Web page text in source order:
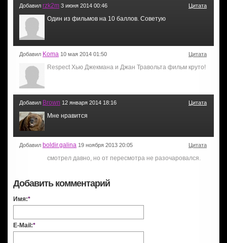
Добавил rzk2m 3 июня 2014 00:46 Цитата
Один из фильмов на 10 баллов. Советую
Добавил Koma 10 мая 2014 01:50 Цитата
Respect Хью Джекмана и Джан Травольта фильм круто!
Добавил Brown 12 января 2014 18:16 Цитата
Мне нравится
Добавил boldir.galina 19 ноября 2013 20:05 Цитата
смотрел давно, но от пересмотра не разочаровался.
Добавить комментарий
Имя:*
E-Mail:*